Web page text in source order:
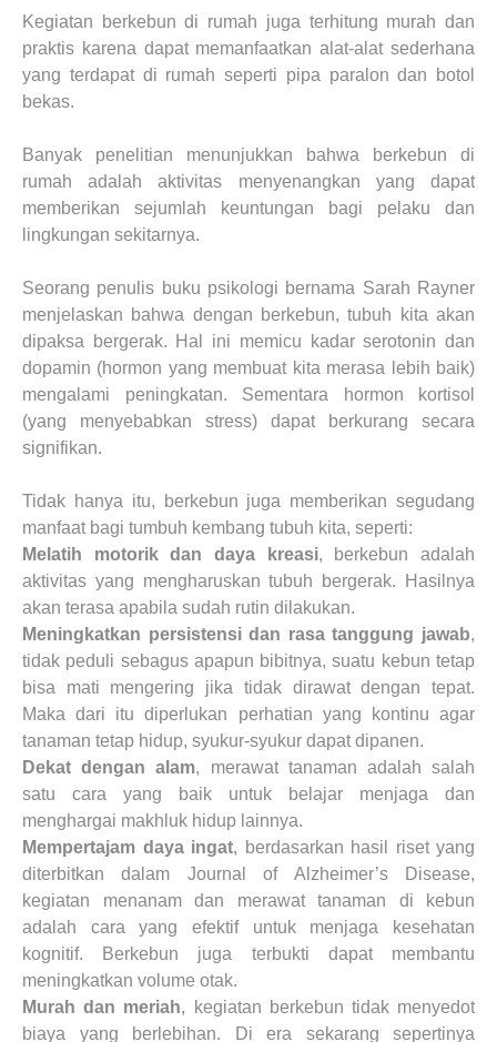
Kegiatan berkebun di rumah juga terhitung murah dan
praktis karena dapat memanfaatkan alat-alat sederhana
yang terdapat di rumah seperti pipa paralon dan botol
bekas.
Banyak penelitian menunjukkan bahwa berkebun di
rumah adalah aktivitas menyenangkan yang dapat
memberikan sejumlah keuntungan bagi pelaku dan
lingkungan sekitarnya.
Seorang penulis buku psikologi bernama Sarah Rayner
menjelaskan bahwa dengan berkebun, tubuh kita akan
dipaksa bergerak. Hal ini memicu kadar serotonin dan
dopamin (hormon yang membuat kita merasa lebih baik)
mengalami peningkatan. Sementara hormon kortisol
(yang menyebabkan stress) dapat berkurang secara
signifikan.
Tidak hanya itu, berkebun juga memberikan segudang
manfaat bagi tumbuh kembang tubuh kita, seperti:
Melatih motorik dan daya kreasi, berkebun adalah
aktivitas yang mengharuskan tubuh bergerak. Hasilnya
akan terasa apabila sudah rutin dilakukan.
Meningkatkan persistensi dan rasa tanggung jawab,
tidak peduli sebagus apapun bibitnya, suatu kebun tetap
bisa mati mengering jika tidak dirawat dengan tepat.
Maka dari itu diperlukan perhatian yang kontinu agar
tanaman tetap hidup, syukur-syukur dapat dipanen.
Dekat dengan alam, merawat tanaman adalah salah
satu cara yang baik untuk belajar menjaga dan
menghargai makhluk hidup lainnya.
Mempertajam daya ingat, berdasarkan hasil riset yang
diterbitkan dalam Journal of Alzheimer’s Disease,
kegiatan menanam dan merawat tanaman di kebun
adalah cara yang efektif untuk menjaga kesehatan
kognitif. Berkebun juga terbukti dapat membantu
meningkatkan volume otak.
Murah dan meriah, kegiatan berkebun tidak menyedot
biaya yang berlebihan. Di era sekarang sepertinya